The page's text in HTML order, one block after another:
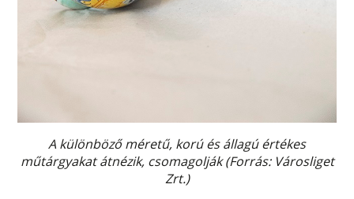
A különböző méretű, korú és állagú értékes
műtárgyakat átnézik, csomagolják (Forrás: Városliget
Zrt.)